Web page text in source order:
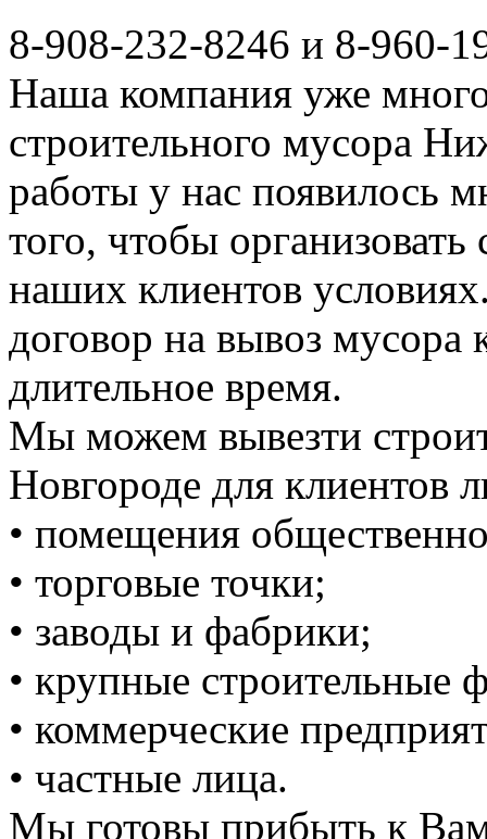
8-908-232-8246 и 8-960-
Наша компания уже много
строительного мусора
работы у нас появилось
того, чтобы
наших клиентов
договор на вывоз мусора
длительное время.
Мы можем вывезти
Новгороде для клиентов
• помещения
• торговые точки;
• заводы и фабрики;
• крупные строительные
• коммерческие
• частные лица.
Мы готовы прибыть к